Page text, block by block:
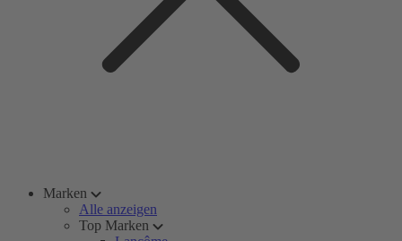
Marken
Alle anzeigen
Top Marken